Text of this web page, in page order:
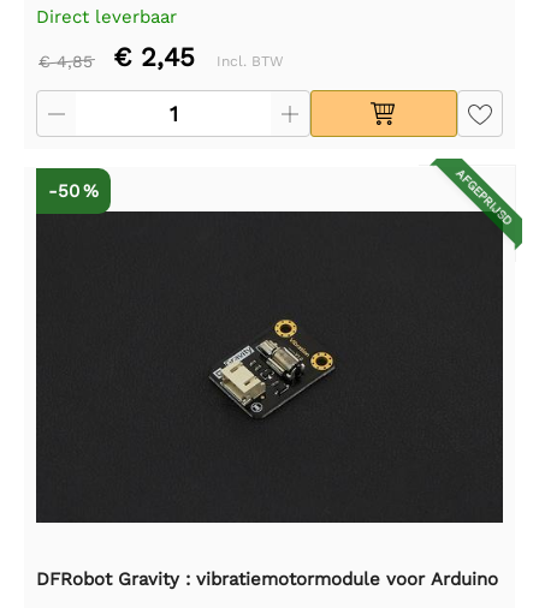
Direct leverbaar
€ 4,85 € 2,45 Incl. BTW
AFGEPRIJSD
-50 %
DFRobot Gravity : vibratiemotormodule voor Arduino